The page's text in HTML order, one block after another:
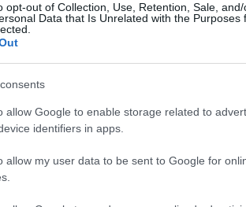
opt-out of Collection, Use, Retention, Sale,
Data that Is Unrelated with the Purposes
allow Google to enable storage related to
identifiers in apps.
allow my user data to be sent to Google for
szicsek vinitaly podere castorani zenato
la fenice
Testvérek